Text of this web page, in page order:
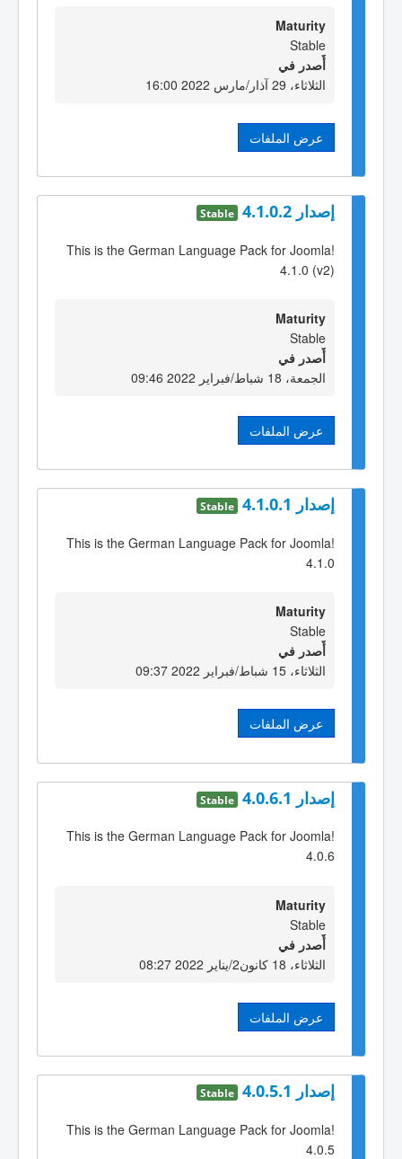
Maturity
Stable
أٌصدر في
الثلاثاء، 29 آذار/مارس 2022 16:00
عرض الملفات
إصدار 4.1.0.2 Stable
This is the German Language Pack for Joomla!
4.1.0 (v2)
Maturity
Stable
أٌصدر في
الجمعة، 18 شباط/فبراير 2022 09:46
عرض الملفات
إصدار 4.1.0.1 Stable
This is the German Language Pack for Joomla!
4.1.0
Maturity
Stable
أٌصدر في
الثلاثاء، 15 شباط/فبراير 2022 09:37
عرض الملفات
إصدار 4.0.6.1 Stable
This is the German Language Pack for Joomla!
4.0.6
Maturity
Stable
أٌصدر في
الثلاثاء، 18 كانون2/يناير 2022 08:27
عرض الملفات
إصدار 4.0.5.1 Stable
This is the German Language Pack for Joomla!
4.0.5